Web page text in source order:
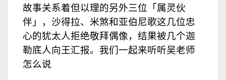
故事关系着但以理的另外三位「属灵伙
伴」，沙得拉、米煞和亚伯尼歌这几位忠
心的犹太人拒绝敬拜偶像，结果被几个迦
勒底人向王汇报。我们一起来听听吴老师
怎么说